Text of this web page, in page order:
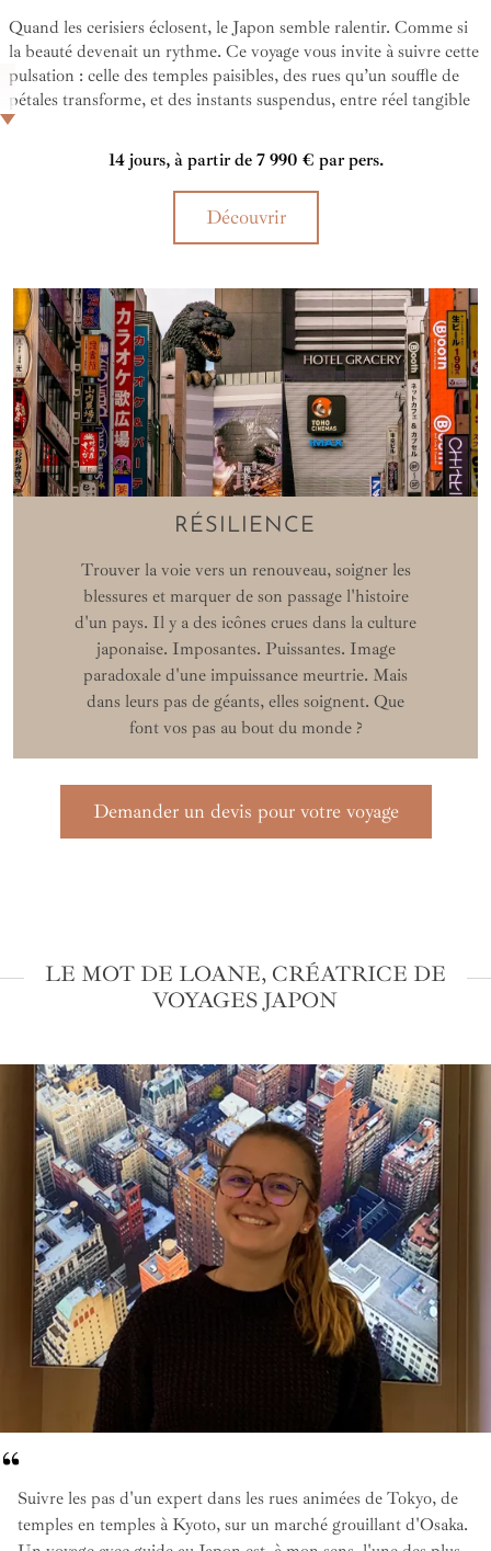
Quand les cerisiers éclosent, le Japon semble ralentir. Comme si
la beauté devenait un rythme. Ce voyage vous invite à suivre cette
pulsation : celle des temples paisibles, des rues qu’un souffle de
pétales transforme, et des instants suspendus, entre réel tangible
et poésie discrète.
14 jours, à partir de 7 990 € par pers.
Découvrir
RÉSILIENCE
Trouver la voie vers un renouveau, soigner les
blessures et marquer de son passage l'histoire
d'un pays. Il y a des icônes crues dans la culture
japonaise. Imposantes. Puissantes. Image
paradoxale d'une impuissance meurtrie. Mais
dans leurs pas de géants, elles soignent. Que
font vos pas au bout du monde ?
Demander un devis pour votre voyage
LE MOT DE LOANE, CRÉATRICE DE
VOYAGES JAPON
Suivre les pas d'un expert dans les rues animées de Tokyo, de
temples en temples à Kyoto, sur un marché grouillant d'Osaka.